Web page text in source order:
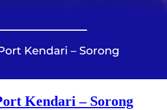
Kendari – Sorong